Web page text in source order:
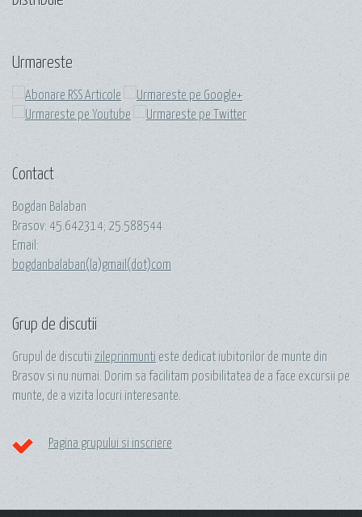
Urmareste
Contact
Bogdan Balaban
Brasov: 45.642314; 25.588544
Email:
bogdanbalaban(la)gmail(dot)com
Grup de discutii
Grupul de discutii zileprinmunti este dedicat iubitorilor de munte din
Brasov si nu numai. Dorim sa facilitam posibilitatea de a face excursii pe
munte, de a vizita locuri interesante.
Pagina grupului si inscriere